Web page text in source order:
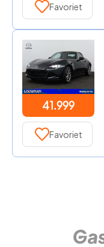
Favoriet
41.999
Favoriet